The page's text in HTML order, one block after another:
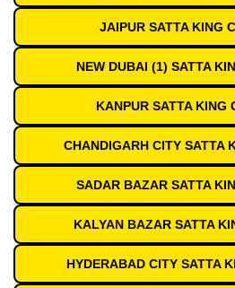
JAIPUR SATTA KING
NEW DUBAI (1) SATTA
KANPUR SATTA KING
CHANDIGARH CITY SATTA
SADAR BAZAR SATTA
KALYAN BAZAR SATTA
HYDERABAD CITY SATTA